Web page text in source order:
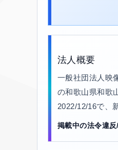
法人概要
一般社団法人映
の和歌山県和歌
2022/12/16で、
掲載中の法令違反